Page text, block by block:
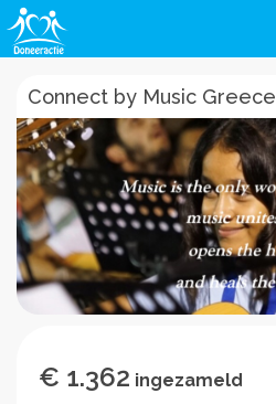
Connect by Music Greece
€ 1.362 ingezameld